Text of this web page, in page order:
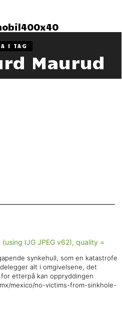
I TAG
Maurud
synkehull, som en katastrofe
alt i omgivelsene, det
etterpå kan oppryddingen
mexico/no-victims-from-sinkhole-